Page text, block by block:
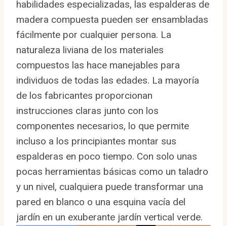
habilidades especializadas, las espalderas de
madera compuesta pueden ser ensambladas
fácilmente por cualquier persona. La
naturaleza liviana de los materiales
compuestos las hace manejables para
individuos de todas las edades. La mayoría
de los fabricantes proporcionan
instrucciones claras junto con los
componentes necesarios, lo que permite
incluso a los principiantes montar sus
espalderas en poco tiempo. Con solo unas
pocas herramientas básicas como un taladro
y un nivel, cualquiera puede transformar una
pared en blanco o una esquina vacía del
jardín en un exuberante jardín vertical verde.